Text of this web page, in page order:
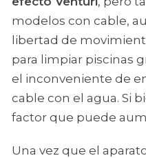
modelos con cable,
libertad de
para limpiar piscinas
el inconveniente de
cable con el agua. Si
factor que puede
Una vez que el